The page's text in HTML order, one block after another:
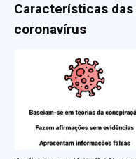
Características
coronavírus